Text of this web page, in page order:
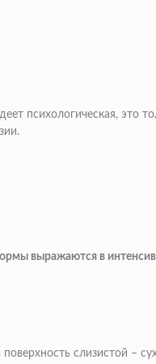
психологическая, это
выражаются в
слизистой –